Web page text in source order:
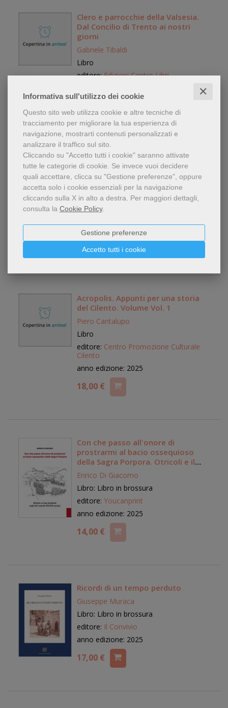
Informativa sull'utilizzo dei cookie ✕
Questo sito web utilizza cookie e altre tecniche di
tracciamento per migliorare la tua esperienza di
navigazione, mostrarti contenuti personalizzati e
analizzare il traffico sul sito.
Cliccando su "Accetto tutti i cookie" saranno attivate
tutte le categorie di cookie. Se invece vuoi decidere
quali accettare, clicca su "Gestione preferenze", oppure
accetta solo i cookie essenziali per la navigazione
cliccando sulla X in alto a destra. Per maggiori dettagli,
consulta la Cookie Policy.
Accetto tutti i cookie
Gestione preferenze
Clero e parrocchie della Valsesia.
Dal Concilio di Trento ai nostri
giorni
Gabriele Tibaldi
Libro
editore:Edizioni Centro Libri
Trentino-Tirolo. Il denaro usato
dagli avi
Lino Bonazza
Libro
editore:
anno edizione: 2025
17,00 €
Acropolis. Appunti per una storia
del Cilento. Volume Vol. 1
Piero Cantalupo
Libro
editore: Centro Promozione Culturale
Cilento
anno edizione: 2025
18,00 €
Con che passo all'onore di
prostrarmi al bacio ossequioso
della Sagra Porpora. Otricoli e il
suo territorio negli atti notarili
(XVI-XIX secolo)
Enrico Di Giacomo
Libro: Libro in brossura
editore: Youcanprint
anno edizione: 2025
14,00 €
Ricordi di un tempo perduto
Giuseppe Muraca
Libro: Libro in brossura
editore: Il Convivio
anno edizione: 2025
17,00 €